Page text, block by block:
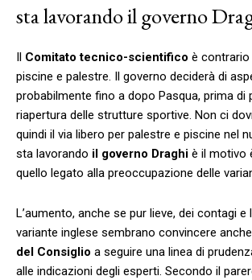
sta lavorando il governo
Il Comitato tecnico-scientifico è contrario
piscine e palestre. Il governo deciderà di
probabilmente fino a dopo Pasqua, prima di
riapertura delle strutture sportive. Non ci
quindi il via libero per palestre e piscine nel
sta lavorando il governo Draghi è il motivo
quello legato alla preoccupazione delle
L’aumento, anche se pur lieve, dei contagi
variante inglese sembrano convincere
del Consiglio a seguire una linea di
alle indicazioni degli esperti. Secondo il